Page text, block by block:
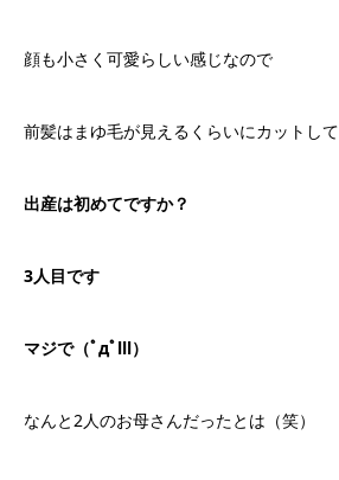
顔も小さく可愛らしい感じなので
前髪はまゆ毛が見えるくらいにカットして
出産は初めてですか？
3人目です
マジで（ﾟдﾟlll）
なんと2人のお母さんだったとは（笑）